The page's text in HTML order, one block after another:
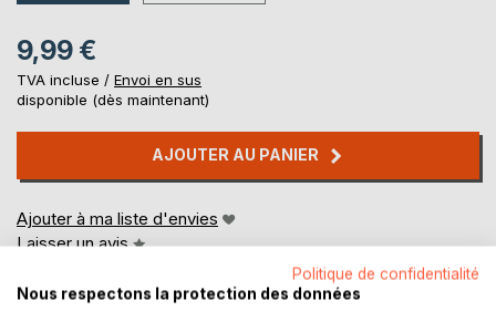
9,99 €
TVA incluse / Envoi en sus
disponible (dès maintenant)
AJOUTER AU PANIER
Ajouter à ma liste d'envies
Laisser un avis
Politique de confidentialité
Nous respectons la protection des données